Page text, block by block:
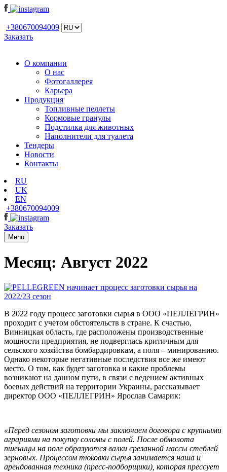
+380670094009
Заказать
О компании
О нас
Фотогаллерея
Карьера
Продукция
Топливные пеллеты
Кормовые гранулы
Подстилка для животных
Наполнители для туалета
Тендеры
Новости
Контакты
RU
UK
EN
+380670094009
Заказать
Menu
Месяц: Август 2022
В 2022 году процесс заготовки сырья в ООО «ПЕЛЛЕГРИН»
проходит с учетом обстоятельств в стране. К счастью,
Винницкая область, где расположены производственные
мощности предприятия, не подверглась критичным для
сельского хозяйства бомбардировкам, а поля – минированию.
Однако некоторые негативные последствия все же имеют
место. О том, как будет заготовка и какие проблемы
возникают на данном пути, в связи с ведением активных
боевых действий на территории Украины, рассказывает
директор ООО «ПЕЛЛЕГРИН» Ярослав Самарик:
«Перед сезоном заготовки мы заключаем договора с крупными
аграриями на покупку соломы с полей. После обмолота
пшеницы на поле образуются валки срезанной массы стеблей
зерновых. Процессом тюковки сырья занимается наша и
арендованная техника (пресс-подборщики), которая прессует